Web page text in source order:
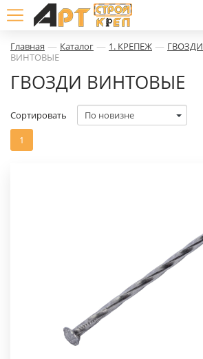
Главная — Каталог — 1. КРЕПЕЖ — ГВОЗДИ
ВИНТОВЫЕ
ГВОЗДИ ВИНТОВЫЕ
1
Сортировать